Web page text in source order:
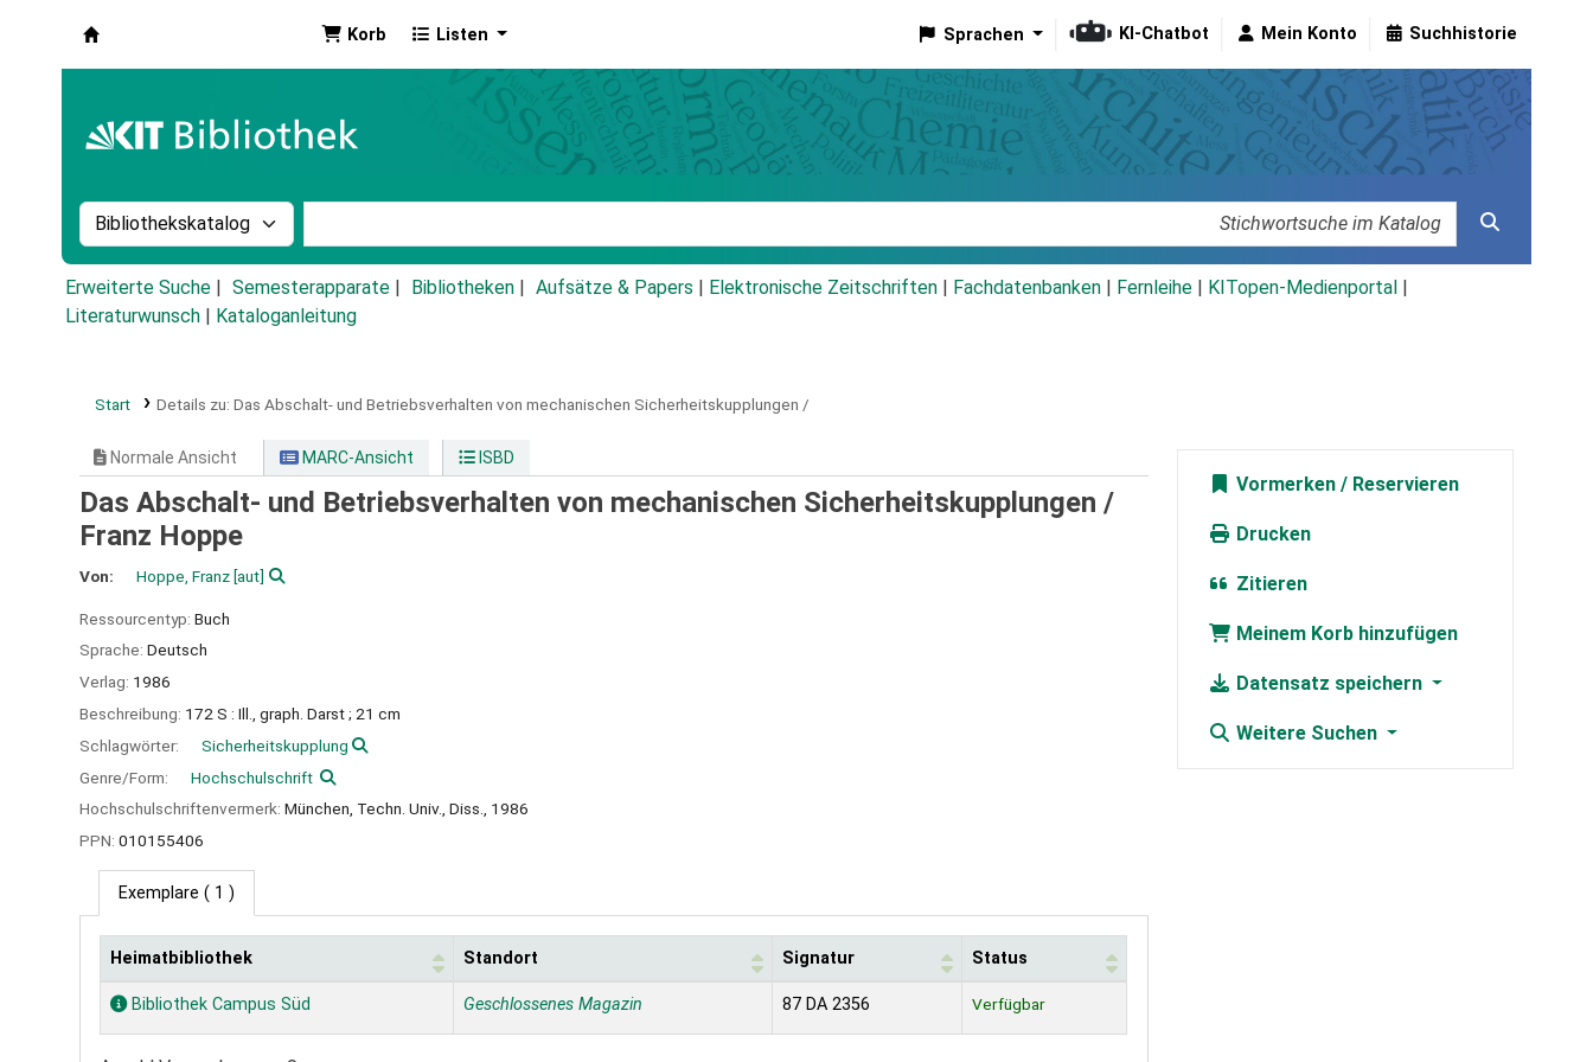
Korb Listen Sprachen KI-Chatbot Mein Konto Suchhistorie
Suche im Katalog nach:
Erweiterte Suche Semesterapparate Bibliotheken Aufsätze & Papers Elektronische Zeitschriften Fachdatenbanken Fernleihe KITopen-Medienportal
Literaturwunsch
Kataloganleitung
Start Details zu: Das Abschalt- und Betriebsverhalten von mechanischen Sicherheitskupplungen /
Normale Ansicht MARC-Ansicht ISBD
Das Abschalt- und Betriebsverhalten von mechanischen Sicherheitskupplungen /
Franz Hoppe
Von: Hoppe, Franz[aut]
Ressourcentyp: Buch
Sprache: Deutsch
Verlag: 1986
Beschreibung: 172 S : Ill., graph. Darst ; 21 cm
Schlagwörter:
Sicherheitskupplung
Genre/Form:
Hochschulschrift
Hochschulschriftenvermerk: München, Techn. Univ., Diss., 1986
PPN: 010155406
Exemplare ( 1 )
Exemplare
Heimatbibliothek Standort Signatur Status
Bibliothek Campus Süd Geschlossenes Magazin 87 DA 2356 Verfügbar
Vormerken
Drucken
Zitieren
Meinem Korb hinzufügen
Datensatz speichern
Weitere Suchen